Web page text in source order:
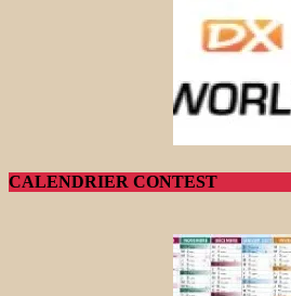
CALENDRIER CONTEST